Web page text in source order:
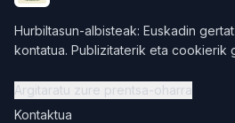
Hurbiltasun-albisteak: Euskadin
kontatua. Publizitaterik eta cookierik
Argitaratu zure prentsa-oharra
Kontaktua